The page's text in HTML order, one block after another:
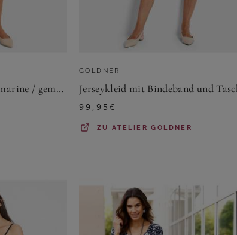
Stufenkleid mit Tupfen - marine / gemustert - Gr. 19 von Goldner Fashion
GOLDNER
99,95€
ZUATELIER GOLDNER